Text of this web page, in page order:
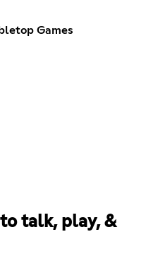
Games
talk, play, &